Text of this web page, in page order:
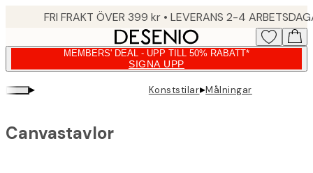
FRI FRAKT ÖVER 399 kr • LEVERANS 2-4
MEMBERS' DEAL - UPP TILL 50% RABATT*
SIGNA UPP
▸ Konststilar▸Målningar
Canvastavlor